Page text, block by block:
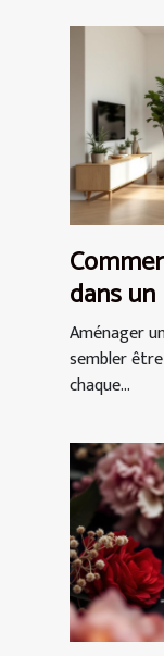
dans
Aménager
sembler
chaque...